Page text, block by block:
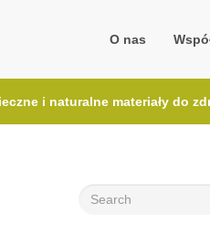
O nas
i naturalne materiały do